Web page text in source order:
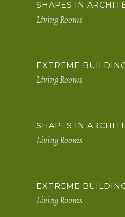
SHAPES IN
Living Rooms
EXTREME
Living Rooms
SHAPES IN
Living Rooms
EXTREME
Living Rooms